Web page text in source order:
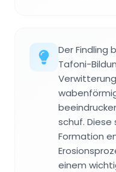
Der Findling
Tafoni-
schuf.
Formation
einem